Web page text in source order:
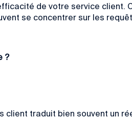
de votre service
se concentrer sur les
?
client traduit bien souvent un